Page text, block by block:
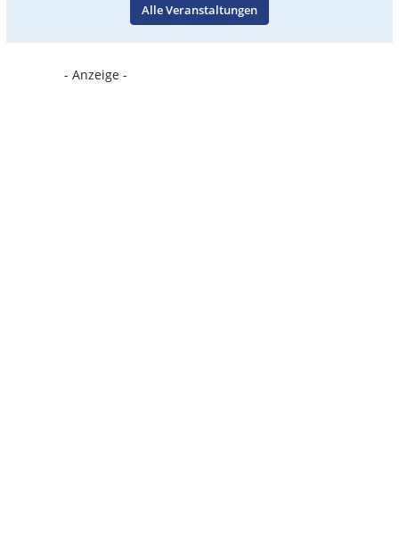
Alle Veranstaltungen
- Anzeige -